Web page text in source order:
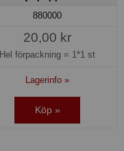
880000
20,00 kr
Hel förpackning = 1*1 st
Lagerinfo »
Köp »